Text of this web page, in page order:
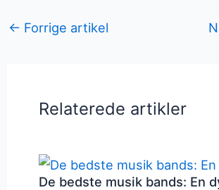
← Forrige artikel
Relaterede artikler
De bedste musik bands: En